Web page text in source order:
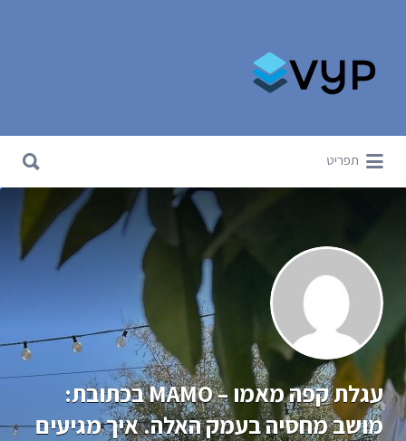
תפריט
עגלת קפה מאמו – MAMO בכתובת:
מושב מחסיה בעמק האלה. איך מגיעים